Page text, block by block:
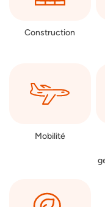
Construction
Mobilité